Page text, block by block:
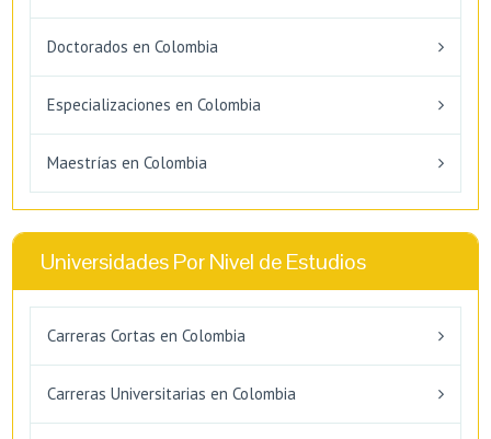
Doctorados en Colombia
Especializaciones en Colombia
Maestrías en Colombia
Universidades Por Nivel de Estudios
Carreras Cortas en Colombia
Carreras Universitarias en Colombia